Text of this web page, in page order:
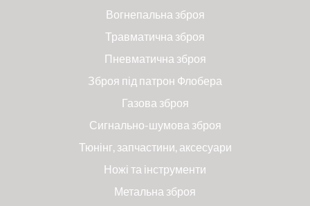
Вогнепальна зброя
Травматична зброя
Пневматична зброя
Зброя під патрон Флобера
Газова зброя
Сигнально-шумова зброя
Тюнінг, запчастини, аксесуари
Ножі та інструменти
Метальна зброя